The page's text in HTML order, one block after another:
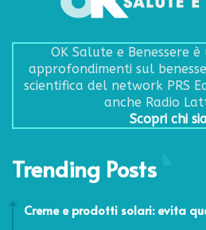
OK Salute e Benessere
approfondimenti sul
scientifica del network PRS
anche Radio
Scopri chi
Trending Posts
Creme e prodotti solari: evita